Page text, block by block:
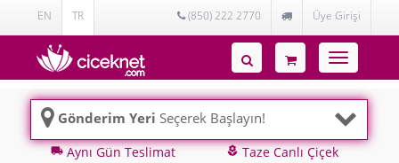
EN TR (850) 222 2770 Üye Girişi
Toggle
navigation
Gönderim Yeri Seçerek Başlayın!
local_shippingAynı Gün Teslimat local_floristTaze Canlı Çiçek